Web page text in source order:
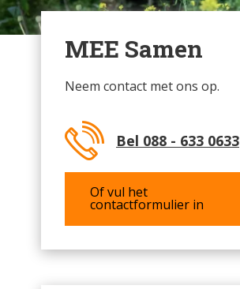
MEE Samen
Neem contact met ons op.
Bel 088 - 633 0633
Of vul het
contactformulier in